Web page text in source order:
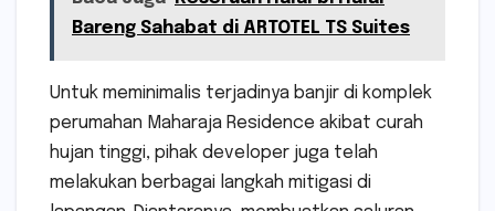
Bareng Sahabat di ARTOTEL TS Suites
Untuk meminimalis terjadinya banjir di komplek
perumahan Maharaja Residence akibat curah
hujan tinggi, pihak developer juga telah
melakukan berbagai langkah mitigasi di